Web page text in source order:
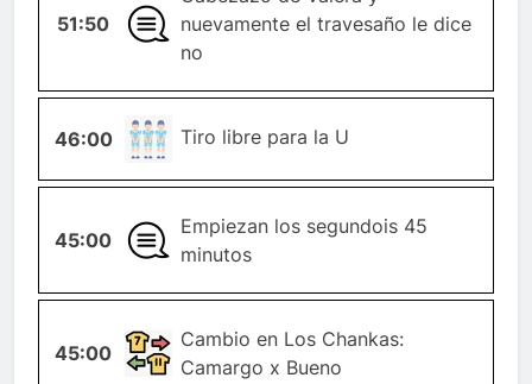
51:50GENERALnuevamente el travesaño le dice
no
46:00
TIRO-
LIBRE
Tiro libre para la U
45:00GENERAL
Empiezan los segundois 45
minutos
45:00
CAMBIO-
JUGADOR
Cambio en Los Chankas:
Camargo x Bueno